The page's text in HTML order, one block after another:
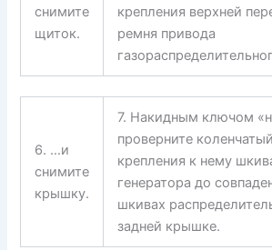
снимите
щиток.
крепления верхней
ремня привода
6. …и
снимите
крышку.
7. Накидным ключом
проверните
крепления к нему
генератора до
шкивах
задней крышке.